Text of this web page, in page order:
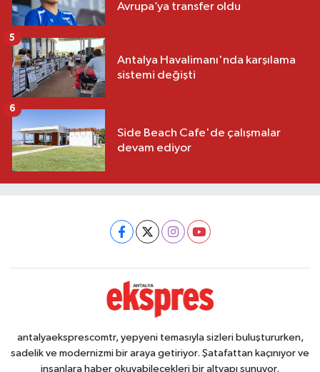
Avrupa’ya transfer oldu
Antalya Havalimanı'nda karşılama
sistemi değişti
5
Side Beach Cafe'de çalışmalar
devam ediyor
6
antalyaeksprescomtr, yepyeni temasıyla sizleri buluştururken,
sadelik ve modernizmi bir araya getiriyor. Şatafattan kaçınıyor ve
insanlara haber okuyabilecekleri bir altyapı sunuyor.